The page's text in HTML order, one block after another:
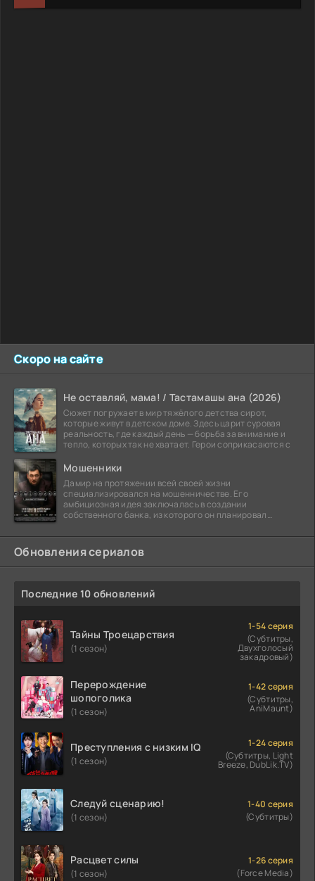
Скоро на сайте
Не оставляй, мама! / Тастамашы ана (2026)
Сюжет погружает в мир тяжёлого детства сирот,
которые живут в детском доме. Здесь царит суровая
реальность, где каждый день — борьба за внимание и
тепло, которых так не хватает. Герои соприкасаются с
Мошенники
Дамир на протяжении всей своей жизни
специализировался на мошенничестве. Его
амбициозная идея заключалась в создании
собственного банка, из которого он планировал
Обновления сериалов
Последние 10 обновлений
Тайны Троецарствия
(1 сезон)
1-54 серия
(Субтитры,
Двухголосый
закадровый)
Перерождение
шопоголика
(1 сезон)
1-42 серия
(Субтитры,
AniMaunt)
Преступления с низким IQ
(1 сезон)
1-24 серия
(Субтитры, Light
Breeze, DubLik.TV)
Следуй сценарию!
(1 сезон)
1-40 серия
(Субтитры)
Расцвет силы
(1 сезон)
1-26 серия
(Force Media)